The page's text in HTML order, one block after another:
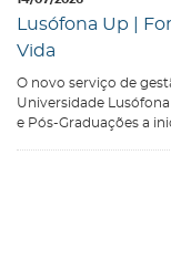
Lusófona Up |
Vida
O novo serviço de
Universidade
e Pós-Graduações a